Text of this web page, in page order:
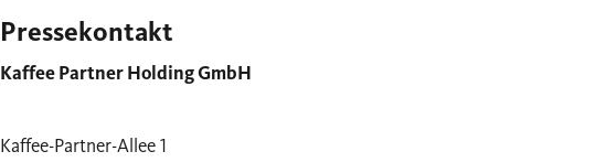
Pressekontakt
Kaffee Partner Holding GmbH
Kaffee-Partner-Allee 1